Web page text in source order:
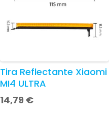
Tira Reflectante Xiaomi
MI4 ULTRA
14,79 €